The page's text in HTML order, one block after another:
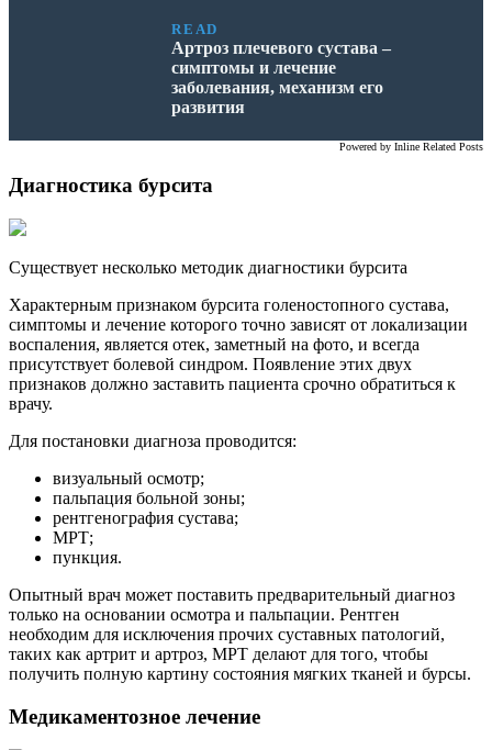
READ
Артроз плечевого сустава –
симптомы и лечение
заболевания, механизм его
развития
Powered by Inline Related Posts
Диагностика бурсита
Существует несколько методик диагностики бурсита
Характерным признаком бурсита голеностопного сустава,
симптомы и лечение которого точно зависят от локализации
воспаления, является отек, заметный на фото, и всегда
присутствует болевой синдром. Появление этих двух
признаков должно заставить пациента срочно обратиться к
врачу.
Для постановки диагноза проводится:
визуальный осмотр;
пальпация больной зоны;
рентгенография сустава;
МРТ;
пункция.
Опытный врач может поставить предварительный диагноз
только на основании осмотра и пальпации. Рентген
необходим для исключения прочих суставных патологий,
таких как артрит и артроз, МРТ делают для того, чтобы
получить полную картину состояния мягких тканей и бурсы.
Медикаментозное лечение